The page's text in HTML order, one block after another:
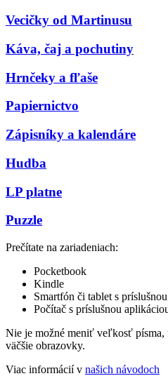
Vecičky od Martinusu
Káva, čaj a pochutiny
Hrnčeky a fľaše
Papiernictvo
Zápisníky a kalendáre
Hudba
LP platne
Puzzle
Prečítate na zariadeniach:
Pocketbook
Kindle
Smartfón či tablet s
Počítač s príslušnou
Nie je možné meniť veľkosť písma,
väčšie obrazovky.
Viac informácií v našich návodoch